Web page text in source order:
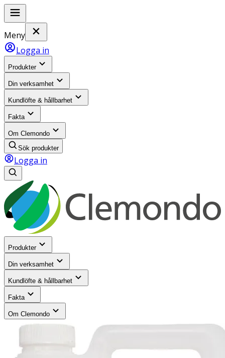
Meny
Logga in
Produkter
Din verksamhet
Kundlöfte & hållbarhet
Fakta
Om Clemondo
Sök produkter
Logga in
Produkter
Din verksamhet
Kundlöfte & hållbarhet
Fakta
Om Clemondo